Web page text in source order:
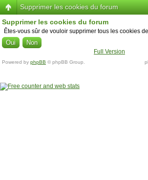
Supprimer les cookies du forum
Supprimer les cookies du forum
Êtes-vous sûr de vouloir supprimer tous les cookies
Full Version
Powered by phpBB © phpBB Group.